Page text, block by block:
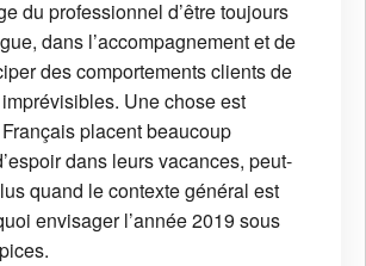
du professionnel d’être toujours
dans l’accompagnement et de
des comportements clients de
Une chose est
placent beaucoup
dans leurs vacances, peut-
quand le contexte général est
envisager l’année 2019 sous